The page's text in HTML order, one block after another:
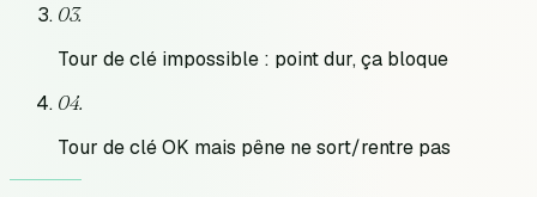
03.
Tour de clé impossible : point dur, ça bloque
04.
Tour de clé OK mais pêne ne sort/rentre pas